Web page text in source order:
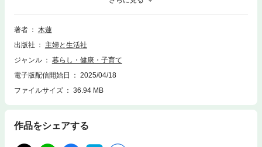
とをつき詰めた家…… 日本で暮らす私たちにはうらやましい住まいばか
り。同時に、日本で活かすためのヒントも見つかるはず。 インテリアや家
づくりのテキストとしてはもちろん、洋書のように飾って楽しんでもらえ
部、中央山塊が聳えるオーヴェルニュ地方。 運命とは不思議なもので、1
5年前、私はこの地に暮らす夫と出逢い、人生をともに歩むことを決め
その住まいには感銘を受けることが多い。 私のインテリアへの興味は、幼
い頃から育まれた。小学6年生のとき、パイン材の鏡に一目惚れしたのが
とは異なる洗練された空間が広がり、私の中に大きな憧れを生み出したの
だ。 やがて20代の後半になると、アンティークの魅力に引き込まれ、
「好きなもの」にさらにこだわり始めると、次第にその世界観にふさわし
著者
木蓮
出版社
主婦と生活社
ジャンル
暮らし・健康・子育て
電子版配信開始日
2025/04/18
ファイルサイズ
36.94 MB
作品をシェアする